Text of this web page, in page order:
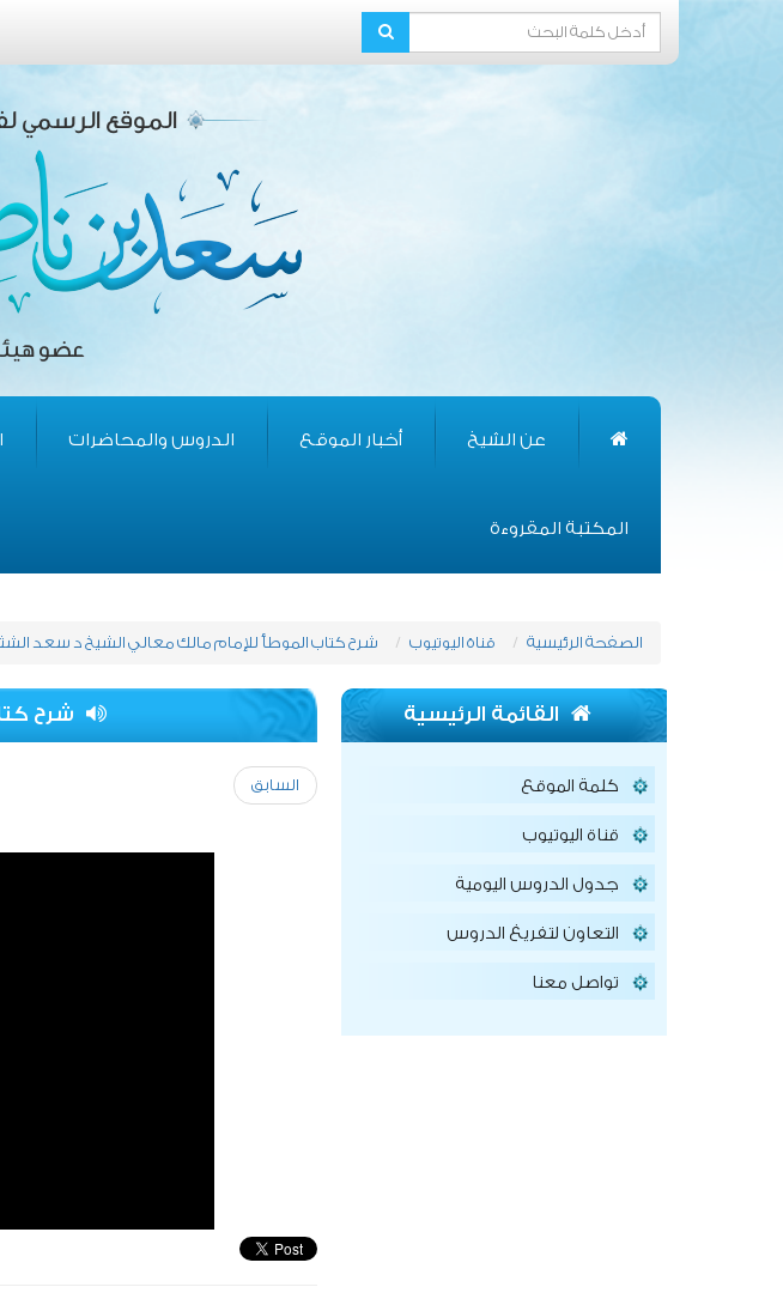
الموقع الرسمي
عضو
عن الشيخ أخبار الموقع الدروس والمحاضرات
المكتبة المقروءة
الصفحة الرئيسية قناة اليوتيوب شرح كتاب الموطأ للإمام مالك معالي الشيخ د سعد
القائمة الرئيسية
كلمة الموقع
قناة اليوتيوب
جدول الدروس اليومية
التعاون لتفريغ الدروس
تواصل معنا
شرح
السابق